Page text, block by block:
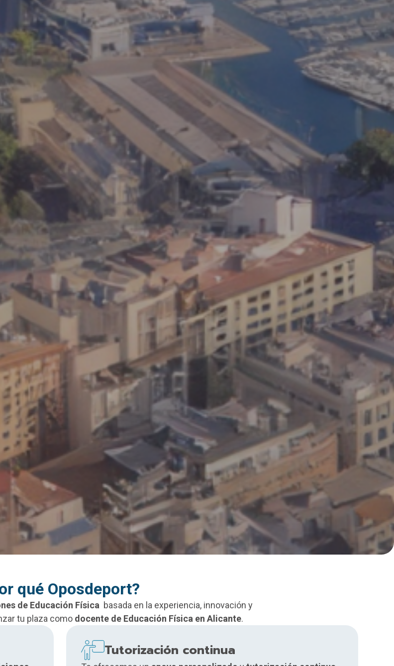
qué Oposdeport?
de Educación Física basada en la experiencia, innovación y
tu plaza como docente de Educación Física en Alicante.
Tutorización continua